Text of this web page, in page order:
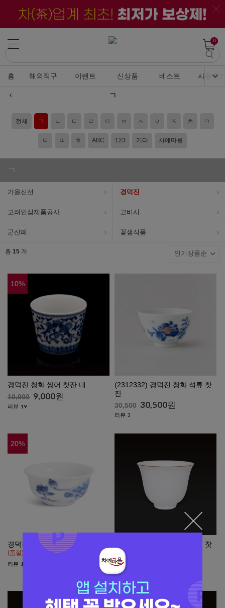
0
홈 해외직구 이벤트 신상품 베스트 사용후
ㄱ
전체 ㄱ ㄴ ㄷ ㄹ ㅁ ㅂ ㅅ ㅇ ㅈ ㅊ ㅋ
ㅌ ㅍ ㅎ ABC 123 기타 차예마을
ㄱ
가을신선 경덕진
고려인삼제품공사 고비시
군산패 꽃샘식품
총 15 개
10%
경덕진 청화 쌍어 찻잔 대
10,000 9,000원
리뷰 19
(2312332) 경덕진 청화 석류 찻
잔
30,500 30,500원
리뷰 3
20%
경덕진 연꽃잔
(품절)
리뷰 11
(2312423) 경덕진 지백 화신 찻
잔 72ml
(품절)
리뷰